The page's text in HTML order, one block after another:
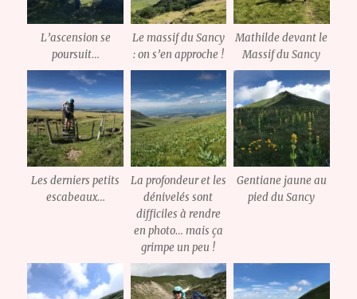
L’ascension se
poursuit…
Le massif du Sancy
: on s’en approche !
Mathilde devant le
Massif du Sancy
Les derniers petits
escabeaux…
La profondeur et les
dénivelés sont
difficiles à rendre
en photo… mais ça
grimpe un peu !
Gentiane jaune au
pied du Sancy